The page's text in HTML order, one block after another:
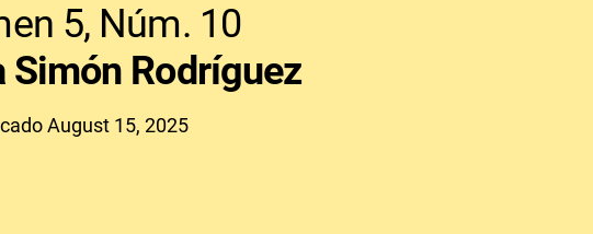
5, Núm. 10
Simón Rodríguez
August 15, 2025